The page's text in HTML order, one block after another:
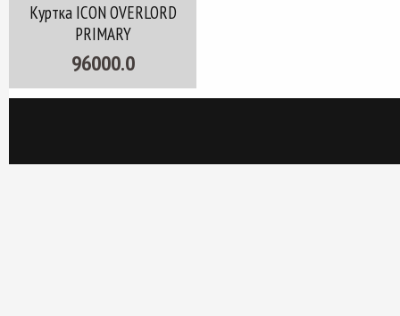
Куртка ICON OVERLORD
PRIMARY
96000.0